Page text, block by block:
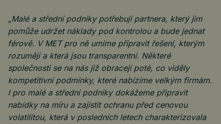
„Malé a střední podniky potřebují partnera, který jim
pomůže udržet náklady pod kontrolou a bude jednat
férově. V MET pro ně umíme připravit řešení, kterým
rozumějí a která jsou transparentní. Některé
společnosti se na nás již obracejí poté, co viděly
kompetitivní podmínky, které nabízíme velkým firmám.
I pro malé a střední podniky dokážeme připravit
nabídky na míru a zajistit ochranu před cenovou
volatilitou, která v posledních letech charakterizovala